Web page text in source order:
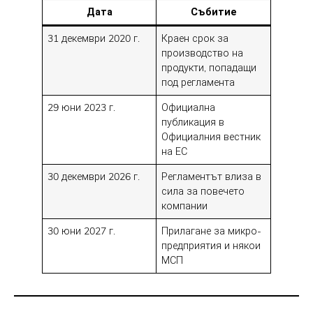
Дата Събитие
31 декември 2020 г.
Краен срок за
производство на
продукти, попадащи
под регламента
29 юни 2023 г.
Официална
публикация в
Официалния вестник
на ЕС
30 декември 2026 г.
Регламентът влиза в
сила за повечето
компании
30 юни 2027 г.
Прилагане за микро-
предприятия и някои
МСП